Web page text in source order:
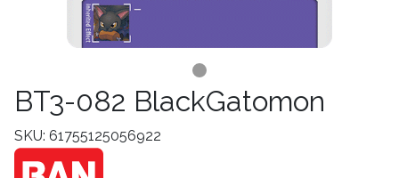
BT3-082 BlackGatomon
SKU: 61755125056922